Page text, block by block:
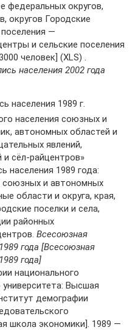
федеральных округов,
округов Городские
—
и сельские поселения
человек] (XLS) .
населения 2002 года
населения 1989 г.
населения союзных и
автономных областей и
явлений,
и сёл-райцентров»
населения 1989 года:
союзных и автономных
области и округа, края,
поселки и села,
районных
Всесоюзная
года [Всесоюзная
года]
национального
Высшая
демографии
школа экономики]. 1989 —